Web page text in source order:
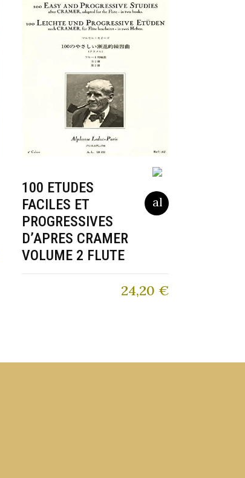
100 ETUDES
FACILES ET
PROGRESSIVES
D’APRES CRAMER
VOLUME 2 FLUTE
24,20 €